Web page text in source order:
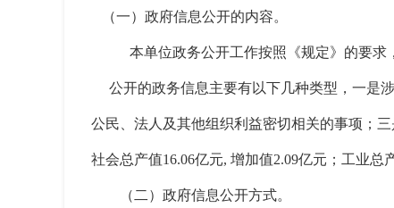
（一）政府信息公开的内容。
本单位政务公开工作按照《规定》的要求
公开的政务信息主要有以下几种类型，一是
公民、法人及其他组织利益密切相关的事项；
社会总产值16.06亿元, 增加值2.09亿元；工业
（二）政府信息公开方式。